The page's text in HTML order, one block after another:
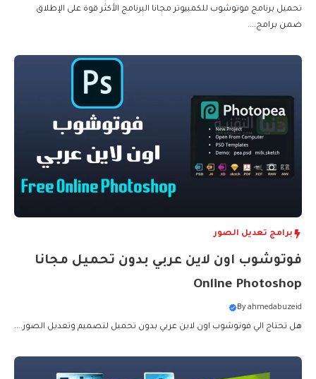
تحميل برنامج فوتوشوب للكمبيوتر مجانا البرنامج الأكثر قوة على الإطلاق
ضمن برامج....
برامج تعديل الصور
فوتوشوب اون لاين عربي بدون تحميل مجانا
Online Photoshop
Byahmedabuzeid
هل تحتاج الي فوتوشوب اون لاين عربي بدون تحميل لتصميم وتعديل الصور....